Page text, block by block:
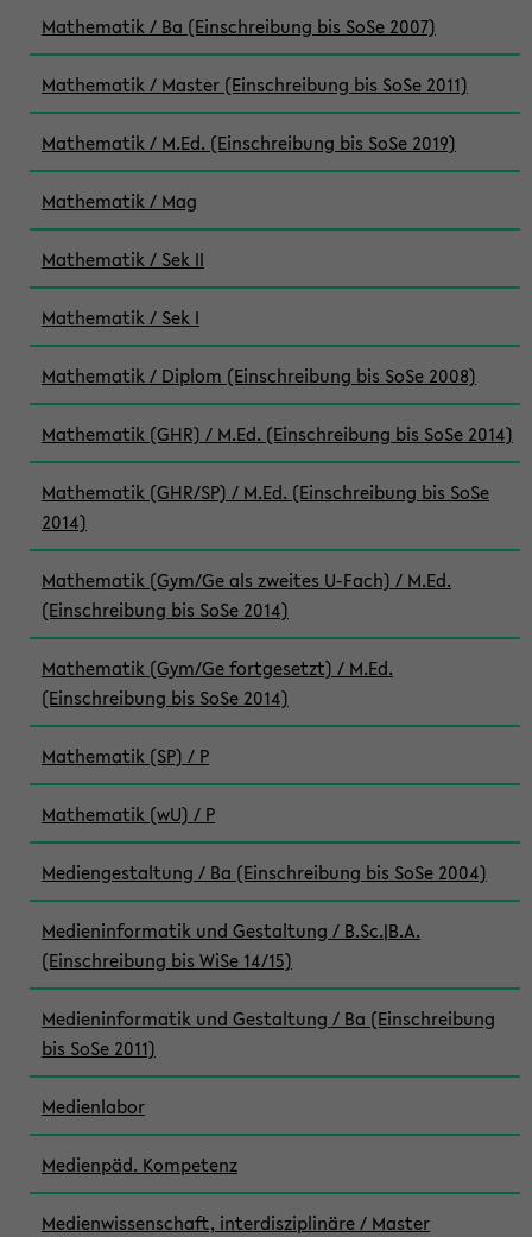
Mathematik / Ba (Einschreibung bis SoSe 2007)
Mathematik / Master (Einschreibung bis SoSe 2011)
Mathematik / M.Ed. (Einschreibung bis SoSe 2019)
Mathematik / Mag
Mathematik / Sek II
Mathematik / Sek I
Mathematik / Diplom (Einschreibung bis SoSe 2008)
Mathematik (GHR) / M.Ed. (Einschreibung bis SoSe 2014)
Mathematik (GHR/SP) / M.Ed. (Einschreibung bis SoSe
2014)
Mathematik (Gym/Ge als zweites U-Fach) / M.Ed.
(Einschreibung bis SoSe 2014)
Mathematik (Gym/Ge fortgesetzt) / M.Ed.
(Einschreibung bis SoSe 2014)
Mathematik (SP) / P
Mathematik (wU) / P
Mediengestaltung / Ba (Einschreibung bis SoSe 2004)
Medieninformatik und Gestaltung / B.Sc.|B.A.
(Einschreibung bis WiSe 14/15)
Medieninformatik und Gestaltung / Ba (Einschreibung
bis SoSe 2011)
Medienlabor
Medienpäd. Kompetenz
Medienwissenschaft, interdisziplinäre / Master